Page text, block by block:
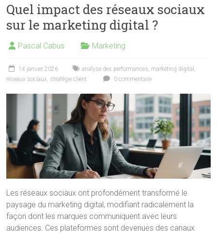
Quel impact des réseaux sociaux
sur le marketing digital ?
Pascal Cabus Marketing
14 janvier 2026 analyse des performances marketing digital
réseaux sociaux stratégie client 0 commentaire
Les réseaux sociaux ont profondément transformé le
paysage du marketing digital, modifiant radicalement la
façon dont les marques communiquent avec leurs
audiences. Ces plateformes sont devenues des canaux